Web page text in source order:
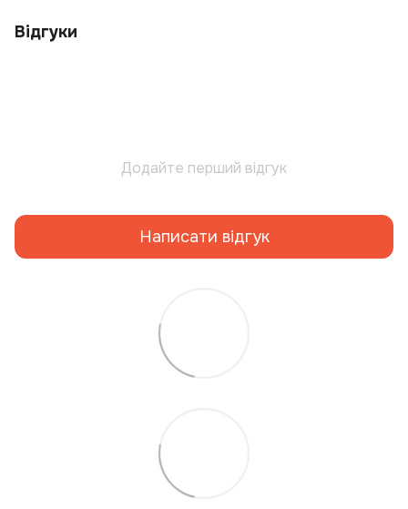
Відгуки
Додайте перший відгук
Написати відгук